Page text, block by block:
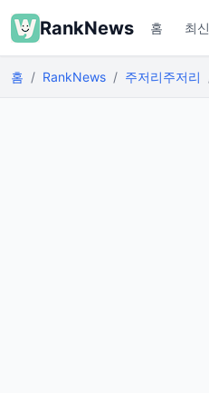
RankNews 홈 최신
홈 RankNews 주저리주저리